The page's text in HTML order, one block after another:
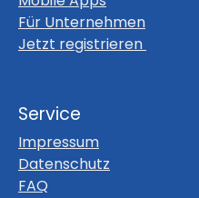
Für Unternehmen
Jetzt registrieren
Service
Impressum
Datenschutz
FAQ